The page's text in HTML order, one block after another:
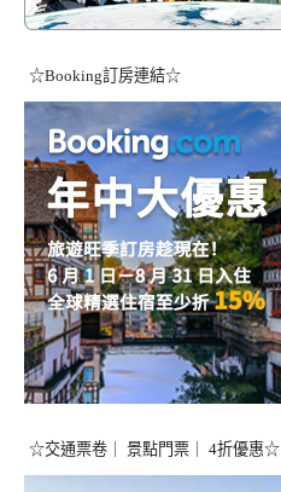
☆Booking訂房連結☆
☆交通票卷｜ 景點門票｜ 4折優惠☆